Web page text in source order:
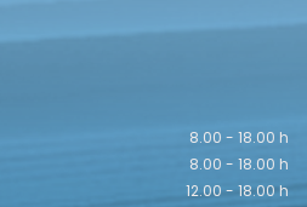
8.00 - 18.00 h
8.00 - 18.00 h
12.00 - 18.00 h